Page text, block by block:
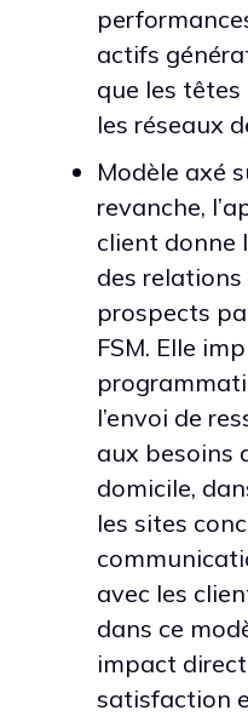
actifs
que les
les réseaux
Modèle axé
revanche,
client donne
des
prospects
FSM. Elle
l’envoi de
aux besoins
domicile,
les sites
avec les
dans ce
impact
satisfaction